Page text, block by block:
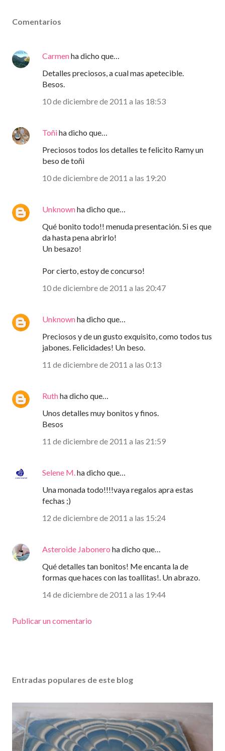
Comentarios
Carmenha dicho que…
Detalles preciosos, a cual mas apetecible.
Besos.
10 de diciembre de 2011 a las 18:53
Toñiha dicho que…
Preciosos todos los detalles te felicito Ramy un
beso de toñi
10 de diciembre de 2011 a las 19:20
Unknownha dicho que…
Qué bonito todo!! menuda presentación. Si es que
da hasta pena abrirlo!
Un besazo!
Por cierto, estoy de concurso!
10 de diciembre de 2011 a las 20:47
Unknownha dicho que…
Preciosos y de un gusto exquisito, como todos tus
jabones. Felicidades! Un beso.
11 de diciembre de 2011 a las 0:13
Ruthha dicho que…
Unos detalles muy bonitos y finos.
Besos
11 de diciembre de 2011 a las 21:59
Selene M.ha dicho que…
Una monada todo!!!!vaya regalos apra estas
fechas ;)
12 de diciembre de 2011 a las 15:24
Asteroide Jabonero ha dicho que…
Qué detalles tan bonitos! Me encanta la de
formas que haces con las toallitas!. Un abrazo.
14 de diciembre de 2011 a las 19:44
Publicar un comentario
Entradas populares de este blog